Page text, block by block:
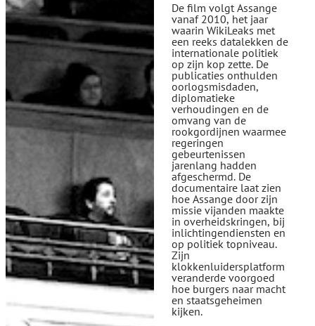
De film volgt Assange
vanaf 2010, het jaar
waarin WikiLeaks met
een reeks datalekken de
internationale politiek
op zijn kop zette. De
publicaties onthulden
oorlogsmisdaden,
diplomatieke
verhoudingen en de
omvang van de
rookgordijnen waarmee
regeringen
gebeurtenissen
jarenlang hadden
afgeschermd. De
documentaire laat zien
hoe Assange door zijn
missie vijanden maakte
in overheidskringen, bij
inlichtingendiensten en
op politiek topniveau.
Zijn
klokkenluidersplatform
veranderde voorgoed
hoe burgers naar macht
en staatsgeheimen
kijken.